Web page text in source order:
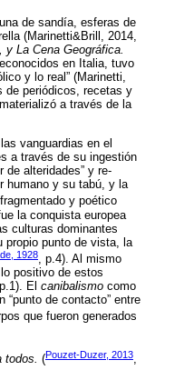
de sandía, esferas de
(Marinetti&Brill, 2014,
y La Cena Geográfica.
en Italia, tuvo
y lo real” (Marinetti,
de periódicos, recetas y
a través de la
vanguardias en el
a través de su ingestión
de alteridades” y re-
humano y su tabú, y la
y poético
la conquista europea
culturas dominantes
propio punto de vista, la
1928, p.4). Al mismo
positivo de estos
El canibalismo como
de contacto” entre
que fueron generados
todos. (Pouzet-Duzer, 2013,